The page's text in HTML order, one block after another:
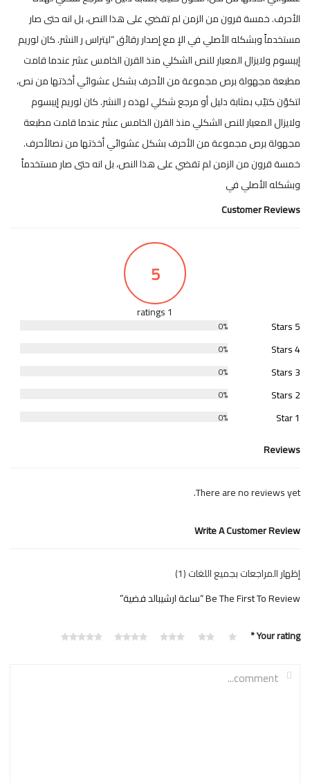
الأحرف. خمسة قرون من الزمن لم تقضي على هذا النص، بل انه حتى صار
مستخدماً وبشكله الأصلي في الإ مع إصدار رقائق “ليتراس ر النشر. كان لوريم
إيبسوم ولايزال المعيار للنص الشكلي منذ القرن الخامس عشر عندما قامت
مطبعة مجهولة برص مجموعة من الأحرف بشكل عشوائي أخذتها من نص،
لتكوّن كتيّب بمثابة دليل أو مرجع شكلي لهذه ر النشر. كان لوريم إيبسوم
ولايزال المعيار للنص الشكلي منذ القرن الخامس عشر عندما قامت مطبعة
مجهولة برص مجموعة من الأحرف بشكل عشوائي أخذتها من نصالأحرف.
خمسة قرون من الزمن لم تقضي على هذا النص، بل انه حتى صار مستخدماً
وبشكله الأصلي في
Customer Reviews
5
1 ratings
5 Stars
0%
4 Stars
0%
3 Stars
0%
2 Stars
0%
1 Star
0%
Reviews
There are no reviews yet.
Write A Customer Review
إظهار المراجعات بجميع اللغات (1)
Be The First To Review “ساعة ارشيبالد فضية”
Your rating
*